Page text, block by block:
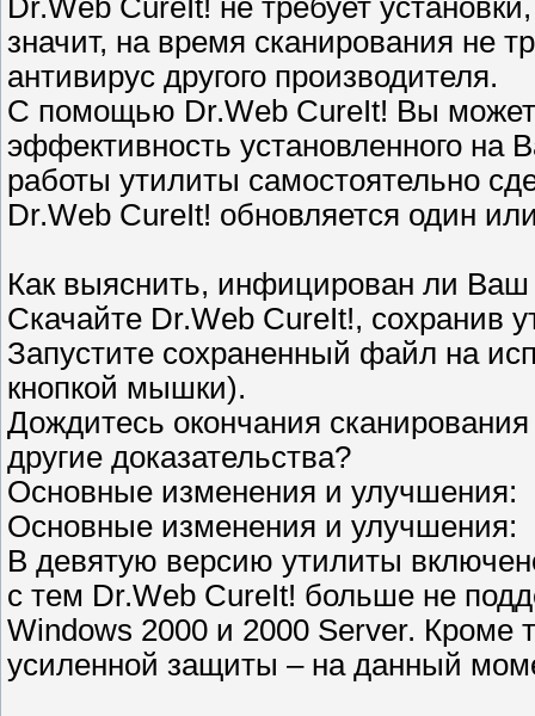
Dr.Web CureIt! не требует
значит, на время сканирования не
антивирус другого производителя.
С помощью Dr.Web CureIt! Вы
эффективность установленного
работы утилиты самостоятельно
Dr.Web CureIt! обновляется один
Как выяснить, инфицирован ли
Скачайте Dr.Web CureIt!, сохранив
Запустите сохраненный файл на
кнопкой мышки).
Дождитесь окончания
другие доказательства?
Основные изменения и улучшения:
Основные изменения и улучшения:
В девятую версию утилиты
с тем Dr.Web CureIt! больше не
Windows 2000 и 2000 Server. Кроме
усиленной защиты – на данный